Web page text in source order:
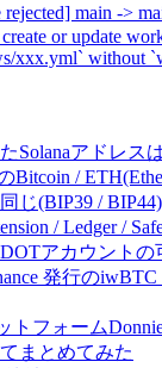
main ->
or update
xxx.yml` without
Solanaアドレス
Bitcoin /
じ(BIP39 / BIP44)
/ Ledger /
アカウントの
発行の
トフォーム
まとめてみた